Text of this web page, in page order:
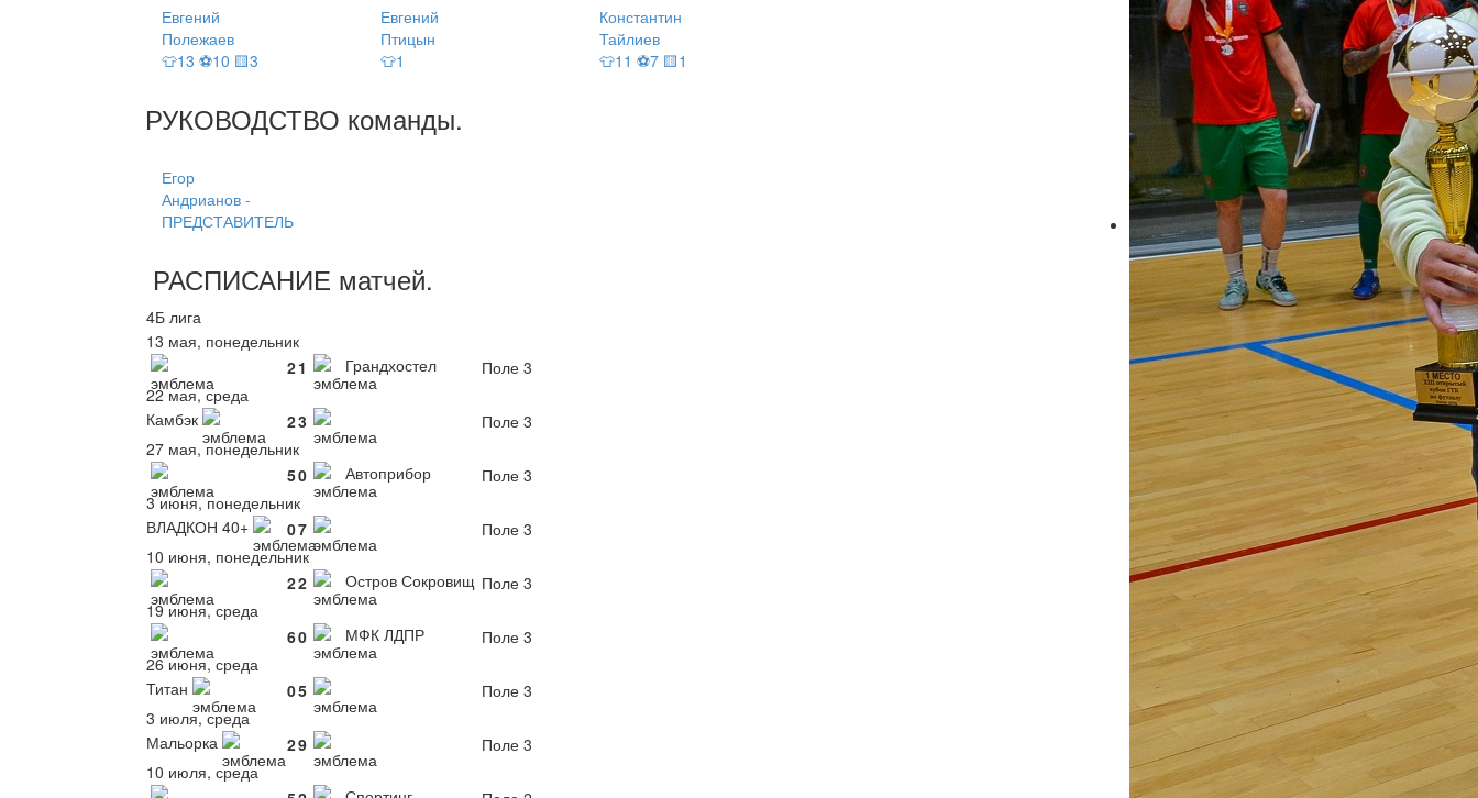
Евгений
Полежаев
👕13 ⚽10 🟨3
Евгений
Птицын
👕1
Константин
Тайлиев
👕11 ⚽7 🟨1
РУКОВОДСТВО команды.
Егор
Андрианов -
ПРЕДСТАВИТЕЛЬ
РАСПИСАНИЕ матчей.
4Б лига
13 мая, понедельник
21 Грандхостел
Поле 3
22 мая, среда
Камбэк
23
Поле 3
27 мая, понедельник
50 Автоприбор
Поле 3
3 июня, понедельник
ВЛАДКОН 40+
07
Поле 3
10 июня, понедельник
22 Остров Сокровищ Поле 3
19 июня, среда
60 МФК ЛДПР
Поле 3
26 июня, среда
Титан
05
Поле 3
3 июля, среда
Мальорка
29
Поле 3
10 июля, среда